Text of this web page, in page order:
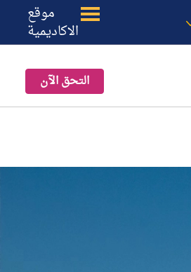
موقع
الاكاديمية
الموقع
التحق الآن